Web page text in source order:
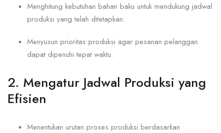
Menghitung kebutuhan bahan baku untuk mendukung jadwal
produksi yang telah ditetapkan.
Menyusun prioritas produksi agar pesanan pelanggan
dapat dipenuhi tepat waktu.
2. Mengatur Jadwal Produksi yang
Efisien
Menentukan urutan proses produksi berdasarkan